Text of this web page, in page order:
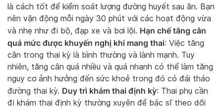
là cách tốt để kiểm soát lượng đường huyết sau ăn. Bạn
nên vận động mỗi ngày 30 phút với các hoạt động vừa
và nhẹ như đi bộ, đạp xe và bơi lội. Hạn chế tăng cân
quá mức được khuyến nghị khi mang thai: Việc tăng
cân trong thai kỳ là bình thường và lành mạnh. Tuy
nhiên, tăng cân quá nhiều và quá nhanh có thể làm tăng
nguy cơ ảnh hưởng đến sức khoẻ trong đó có đái tháo
đường thai kỳ. Duy trì khám thai định kỳ: Thai phụ cần
đi khám thai định kỳ thường xuyên để bác sĩ theo dõi